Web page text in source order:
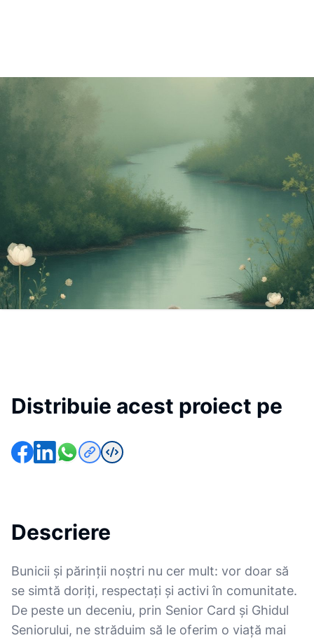
Distribuie acest proiect pe
Descriere
Bunicii și părinții noștri nu cer mult: vor doar să
se simtă doriți, respectați și activi în comunitate.
De peste un deceniu, prin Senior Card și Ghidul
Seniorului, ne străduim să le oferim o viață mai